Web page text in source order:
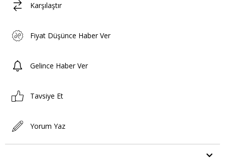
Karşılaştır
Fiyat Düşünce Haber Ver
Gelince Haber Ver
Tavsiye Et
Yorum Yaz